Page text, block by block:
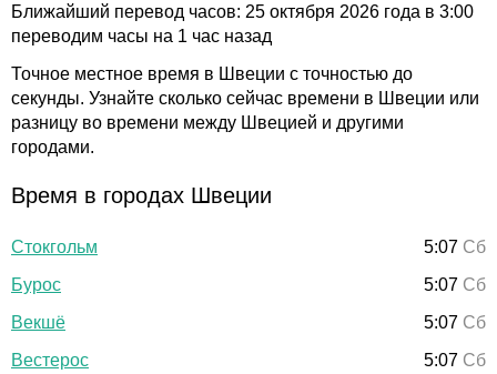
Ближайший перевод часов: 25 октября 2026 года в 3:00
переводим часы на 1 час назад
Точное местное время в Швеции с точностью до
секунды. Узнайте сколько сейчас времени в Швеции или
разницу во времени между Швецией и другими
городами.
Время в городах Швеции
Стокгольм 5:07 Сб
Бурос
5:07 Сб
Векшё
5:07 Сб
Вестерос
5:07 Сб